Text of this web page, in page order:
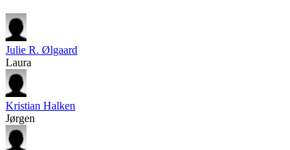
Julie R. Ølgaard
Laura
Kristian Halken
Jørgen